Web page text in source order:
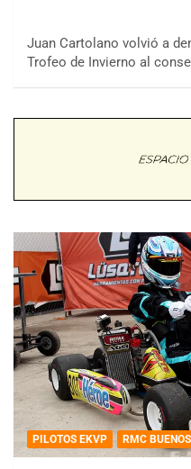
Juan Cartolano volvió a
Trofeo de Invierno al
PILOTOS EKVP RMC